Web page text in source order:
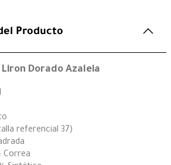
Producto
Dorado Azaleia
referencial 37)
Correa